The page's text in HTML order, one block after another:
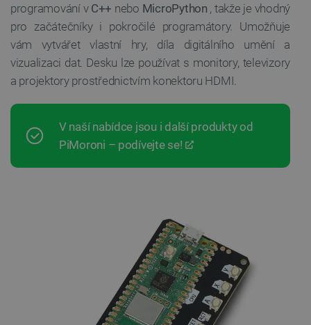
programování v C++ nebo MicroPython , takže je vhodný
pro začátečníky i pokročilé programátory. Umožňuje
vám vytvářet vlastní hry, díla digitálního umění a
vizualizaci dat. Desku lze používat s monitory, televizory
a projektory prostřednictvím konektoru HDMI.
V naší nabídce jsou i další produkty od
PiMoroni – podívejte se!